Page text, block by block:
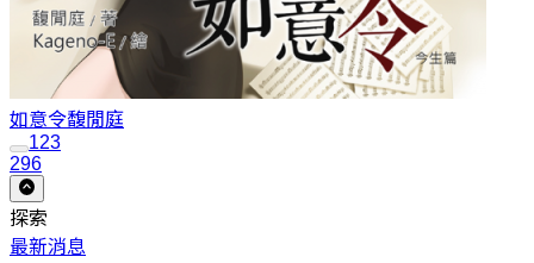
如意令馥閒庭
123
296
探索
最新消息